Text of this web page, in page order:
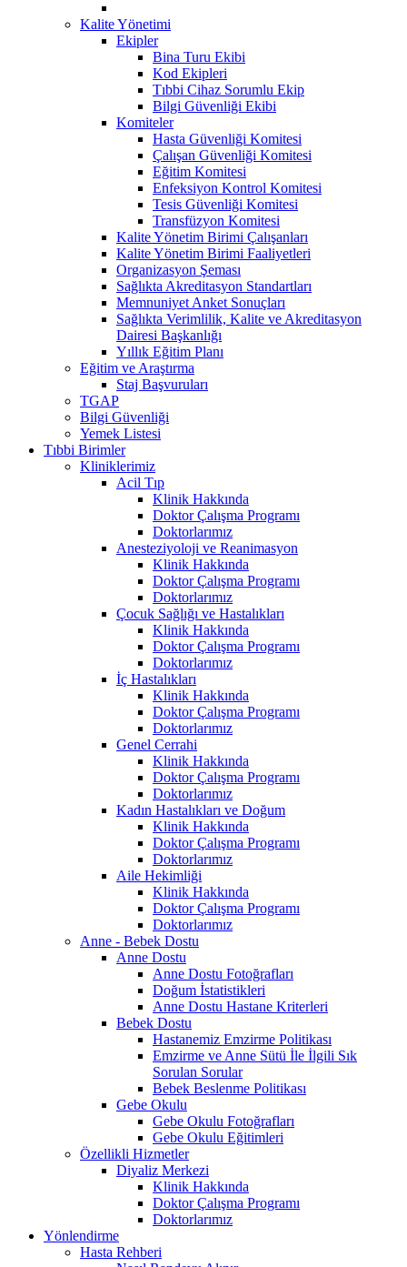
Kalite Yönetimi
Ekipler
Bina Turu Ekibi
Kod Ekipleri
Tıbbi Cihaz Sorumlu Ekip
Bilgi Güvenliği Ekibi
Komiteler
Hasta Güvenliği Komitesi
Çalışan Güvenliği Komitesi
Eğitim Komitesi
Enfeksiyon Kontrol Komitesi
Tesis Güvenliği Komitesi
Transfüzyon Komitesi
Kalite Yönetim Birimi Çalışanları
Kalite Yönetim Birimi Faaliyetleri
Organizasyon Şeması
Sağlıkta Akreditasyon Standartları
Memnuniyet Anket Sonuçları
Sağlıkta Verimlilik, Kalite ve Akreditasyon
Dairesi Başkanlığı
Yıllık Eğitim Planı
Eğitim ve Araştırma
Staj Başvuruları
TGAP
Bilgi Güvenliği
Yemek Listesi
Tıbbi Birimler
Kliniklerimiz
Acil Tıp
Klinik Hakkında
Doktor Çalışma Programı
Doktorlarımız
Anesteziyoloji ve Reanimasyon
Klinik Hakkında
Doktor Çalışma Programı
Doktorlarımız
Çocuk Sağlığı ve Hastalıkları
Klinik Hakkında
Doktor Çalışma Programı
Doktorlarımız
İç Hastalıkları
Klinik Hakkında
Doktor Çalışma Programı
Doktorlarımız
Genel Cerrahi
Klinik Hakkında
Doktor Çalışma Programı
Doktorlarımız
Kadın Hastalıkları ve Doğum
Klinik Hakkında
Doktor Çalışma Programı
Doktorlarımız
Aile Hekimliği
Klinik Hakkında
Doktor Çalışma Programı
Doktorlarımız
Anne - Bebek Dostu
Anne Dostu
Anne Dostu Fotoğrafları
Doğum İstatistikleri
Anne Dostu Hastane Kriterleri
Bebek Dostu
Hastanemiz Emzirme Politikası
Emzirme ve Anne Sütü İle İlgili Sık
Sorulan Sorular
Bebek Beslenme Politikası
Gebe Okulu
Gebe Okulu Fotoğrafları
Gebe Okulu Eğitimleri
Özellikli Hizmetler
Diyaliz Merkezi
Klinik Hakkında
Doktor Çalışma Programı
Doktorlarımız
Yönlendirme
Hasta Rehberi